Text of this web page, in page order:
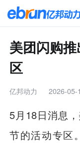
美团闪购
区
亿邦动力 2026-05-
5月18日消息
节的活动专区